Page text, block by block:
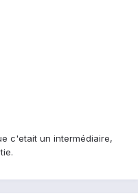
c'etait un intermédiaire,